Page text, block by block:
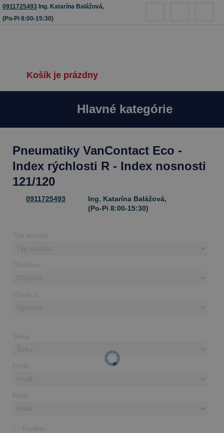
0911725493 Ing. Katarína Balážová,
(Po-Pi 8:00-15:30)
Košík je prázdny
Hlavné kategórie
Pneumatiky VanContact Eco -
Index rýchlosti R - Index nosnosti
121/120
0911725493
Ing. Katarína Balážová,
(Po-Pi 8:00-15:30)
Typ vozidla:
Obdobie:
Výrobca:
Šírka:
Profil:
Ráfik:
Runflat